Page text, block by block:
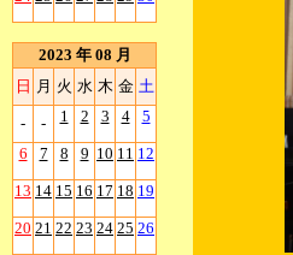
2023 年 08 月
日 月 火 水 木 金 土
- - 1 2 3 4 5
6 7 8 9 10 11 12
13 14 15 16 17 18 19
20 21 22 23 24 25 26